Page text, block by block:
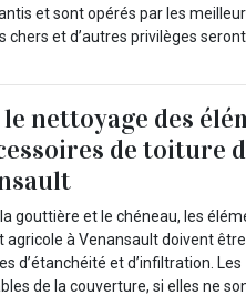
et sont opérés par les
chers et d’autres privilèges
nettoyage des
de toiture
gouttière et le chéneau, les
agricole à Venansault doivent
d’étanchéité et d’infiltration.
de la couverture, si elles ne